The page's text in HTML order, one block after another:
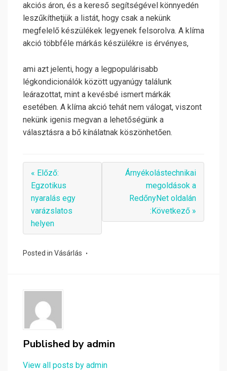
akciós áron, és a kereső segítségével könnyedén
leszűkíthetjük a listát, hogy csak a nekünk
megfelelő készülékek legyenek felsorolva. A klíma
akció többféle márkás készülékre is érvényes,
ami azt jelenti, hogy a legpopulárisabb
légkondicionálók között ugyanúgy találunk
leárazottat, mint a kevésbé ismert márkák
esetében. A klíma akció tehát nem válogat, viszont
nekünk igenis megvan a lehetőségünk a
választásra a bő kínálatnak köszönhetően.
« Előző:
Egzotikus
nyaralás egy
varázslatos
helyen
Árnyékolástechnikai
megoldások a
RedőnyNet oldalán
:Következő »
Posted in Vásárlás
Published by admin
View all posts by admin